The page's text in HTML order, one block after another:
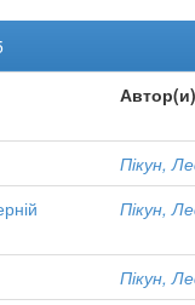
Автор(и)
Пікун,
Пікун,
Пікун,